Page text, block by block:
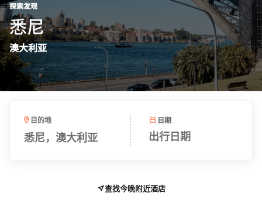
探索发现
​​悉尼​
澳大利亚
目的地
悉尼，澳大利亚
日期
出行日期
查找今晚附近酒店